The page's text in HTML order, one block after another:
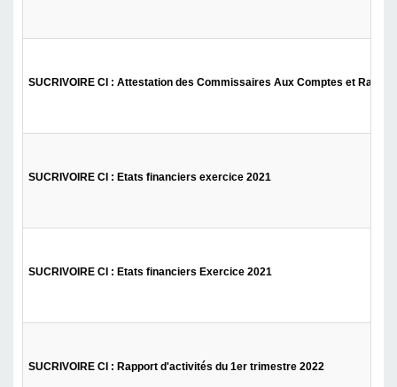
SUCRIVOIRE CI : Attestation des Commissaires Aux Comptes et
SUCRIVOIRE CI : Etats financiers exercice 2021
SUCRIVOIRE CI : Etats financiers Exercice 2021
SUCRIVOIRE CI : Rapport d'activités du 1er trimestre 2022